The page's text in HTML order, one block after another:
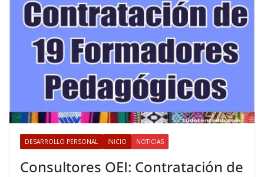
DESARROLLO PERSONAL INICIO NOTICIAS
Consultores OEI: Contratación de